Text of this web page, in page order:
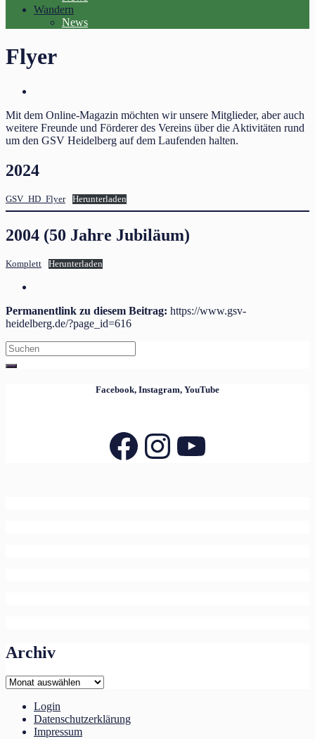
Wandern
News
Flyer
Mit dem Online-Magazin möchten wir unsere Mitglieder, aber auch
weitere Freunde und Förderer des Vereins über die Aktivitäten rund
um den GSV Heidelberg auf dem Laufenden halten.
2024
GSV_HD_Flyer Herunterladen
2004 (50 Jahre Jubiläum)
Komplett Herunterladen
Permanentlink zu diesem Beitrag: https://www.gsv-
heidelberg.de/?page_id=616
Search
for:
Facebook, Instagram, YouTube
Facebook
Instagram
YouTube
Archiv
Archiv
Login
Datenschutzerklärung
Impressum